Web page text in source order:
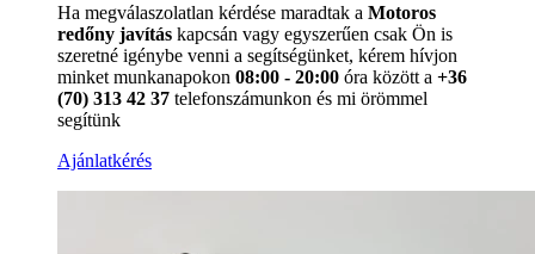
Ha megválaszolatlan kérdése maradtak a Motoros
redőny javítás kapcsán vagy egyszerűen csak Ön is
szeretné igénybe venni a segítségünket, kérem hívjon
minket munkanapokon 08:00 - 20:00 óra között a +36
(70) 313 42 37 telefonszámunkon és mi örömmel
segítünk
Ajánlatkérés